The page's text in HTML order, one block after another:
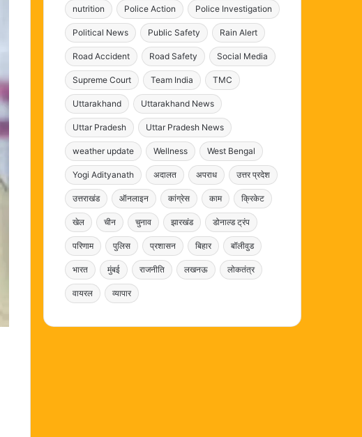
nutrition Police Action Police Investigation
Political News Public Safety Rain Alert
Road Accident Road Safety Social Media
Supreme Court Team India TMC
Uttarakhand Uttarakhand News
Uttar Pradesh Uttar Pradesh News
weather update Wellness West Bengal
Yogi Adityanath अदालत अपराध उत्तर प्रदेश
उत्तराखंड ऑनलाइन कांग्रेस काम क्रिकेट
खेल चीन चुनाव झारखंड डोनाल्ड ट्रंप
परिणाम पुलिस प्रशासन बिहार बॉलीवुड
भारत मुंबई राजनीति लखनऊ लोकतंत्र
वायरल व्यापार